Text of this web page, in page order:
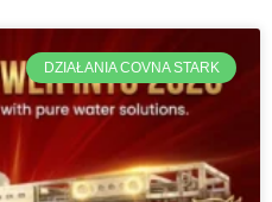
DZIAŁANIA COVNA STARK